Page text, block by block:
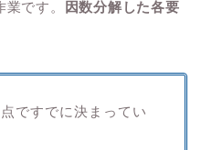
です。
因数分解した各要
ですでに決まってい